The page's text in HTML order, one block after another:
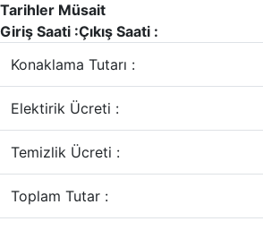
Tarihler Müsait
Giriş Saati :Çıkış Saati :
Konaklama Tutarı :
Elektirik Ücreti :
Temizlik Ücreti :
Toplam Tutar :